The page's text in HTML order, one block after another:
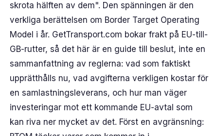
skrota hälften av dem". Den spänningen är den
verkliga berättelsen om Border Target Operating
Model i år. GetTransport.com bokar frakt på EU-till-
GB-rutter, så det här är en guide till beslut, inte en
sammanfattning av reglerna: vad som faktiskt
upprätthålls nu, vad avgifterna verkligen kostar för
en samlastningsleverans, och hur man väger
investeringar mot ett kommande EU-avtal som
kan riva ner mycket av det. Först en avgränsning: